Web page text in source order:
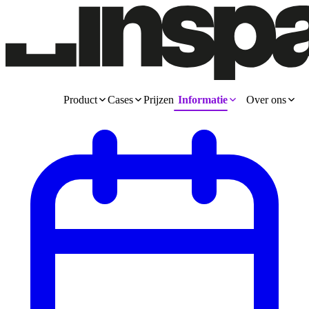
Product Cases Prijzen Informatie Over ons